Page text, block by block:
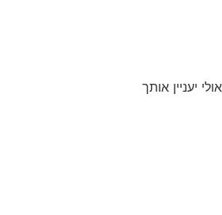
אולי יעניין אותך